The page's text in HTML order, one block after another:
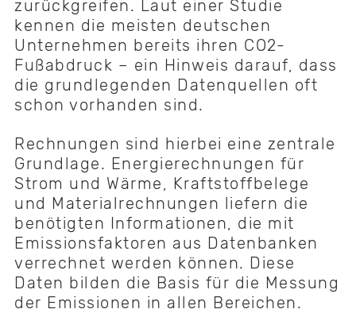
zurückgreifen. Laut einer Studie
kennen die meisten deutschen
Unternehmen bereits ihren CO2-
Fußabdruck – ein Hinweis darauf, dass
die grundlegenden Datenquellen oft
schon vorhanden sind.
Rechnungen sind hierbei eine zentrale
Grundlage. Energierechnungen für
Strom und Wärme, Kraftstoffbelege
und Materialrechnungen liefern die
benötigten Informationen, die mit
Emissionsfaktoren aus Datenbanken
verrechnet werden können. Diese
Daten bilden die Basis für die Messung
der Emissionen in allen Bereichen.